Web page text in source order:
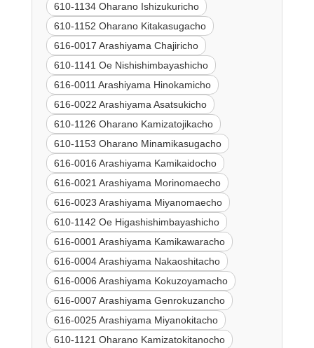
610-1134 Oharano Ishizukuricho
610-1152 Oharano Kitakasugacho
616-0017 Arashiyama Chajiricho
610-1141 Oe Nishishimbayashicho
616-0011 Arashiyama Hinokamicho
616-0022 Arashiyama Asatsukicho
610-1126 Oharano Kamizatojikacho
610-1153 Oharano Minamikasugacho
616-0016 Arashiyama Kamikaidocho
616-0021 Arashiyama Morinomaecho
616-0023 Arashiyama Miyanomaecho
610-1142 Oe Higashishimbayashicho
616-0001 Arashiyama Kamikawaracho
616-0004 Arashiyama Nakaoshitacho
616-0006 Arashiyama Kokuzoyamacho
616-0007 Arashiyama Genrokuzancho
616-0025 Arashiyama Miyanokitacho
610-1121 Oharano Kamizatokitanocho